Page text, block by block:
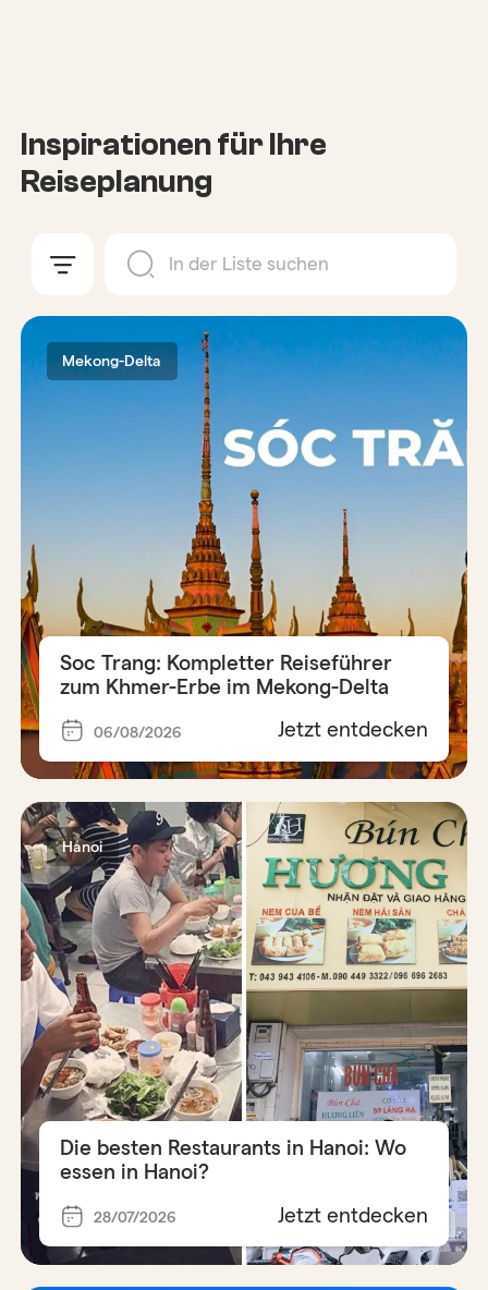
Inspirationen für Ihre
Reiseplanung
Mekong-Delta
Soc Trang: Kompletter Reiseführer
zum Khmer-Erbe im Mekong-Delta
06/08/2026 Jetzt entdecken
Hanoi
Die besten Restaurants in Hanoi: Wo
essen in Hanoi?
28/07/2026 Jetzt entdecken